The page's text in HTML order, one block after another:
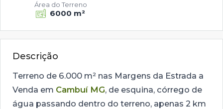
6000 m²
Área do Terreno
Descrição
Terreno de 6.000 m² nas Margens da Estrada a
Venda em Cambuí MG, de esquina, córrego de
água passando dentro do terreno, apenas 2 km